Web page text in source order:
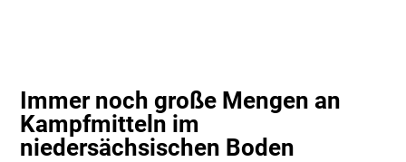
Immer noch große Mengen an
Kampfmitteln im
niedersächsischen Boden